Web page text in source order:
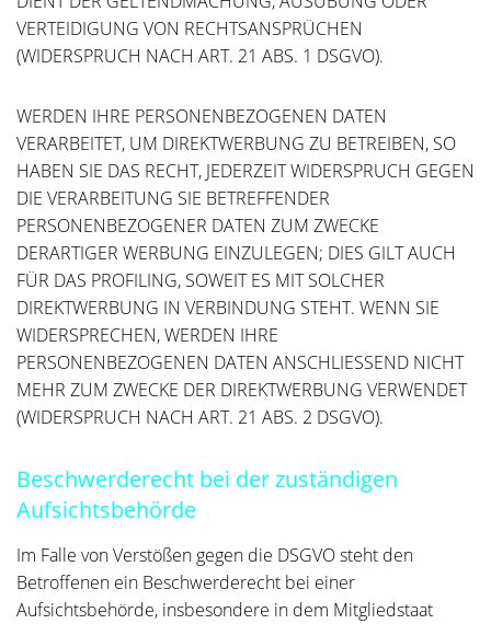
VERTEIDIGUNG VON RECHTSANSPRÜCHEN
(WIDERSPRUCH NACH ART. 21 ABS. 1 DSGVO).
WERDEN IHRE PERSONENBEZOGENEN DATEN
VERARBEITET, UM DIREKTWERBUNG ZU BETREIBEN, SO
HABEN SIE DAS RECHT, JEDERZEIT WIDERSPRUCH GEGEN
DIE VERARBEITUNG SIE BETREFFENDER
PERSONENBEZOGENER DATEN ZUM ZWECKE
DERARTIGER WERBUNG EINZULEGEN; DIES GILT AUCH
FÜR DAS PROFILING, SOWEIT ES MIT SOLCHER
DIREKTWERBUNG IN VERBINDUNG STEHT. WENN SIE
WIDERSPRECHEN, WERDEN IHRE
PERSONENBEZOGENEN DATEN ANSCHLIESSEND NICHT
MEHR ZUM ZWECKE DER DIREKTWERBUNG VERWENDET
(WIDERSPRUCH NACH ART. 21 ABS. 2 DSGVO).
Beschwerde­recht bei der zuständigen
Aufsichts­behörde
Im Falle von Verstößen gegen die DSGVO steht den
Betroffenen ein Beschwerderecht bei einer
Aufsichtsbehörde, insbesondere in dem Mitgliedstaat